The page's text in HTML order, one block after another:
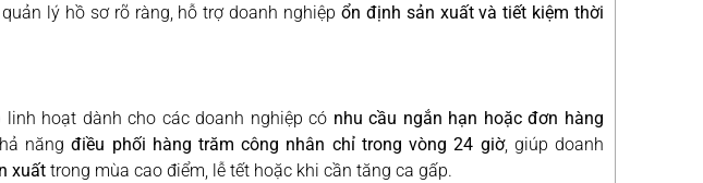
lý hồ sơ rõ ràng, hỗ trợ doanh nghiệp ổn định sản xuất và tiết kiệm thời
linh hoạt dành cho các doanh nghiệp có nhu cầu ngắn hạn hoặc đơn hàng
năngđiều phối hàng trăm công nhân chỉ trong vòng 24 giờ, giúp doanh
xuất trong mùa cao điểm, lễ tết hoặc khi cần tăng ca gấp.